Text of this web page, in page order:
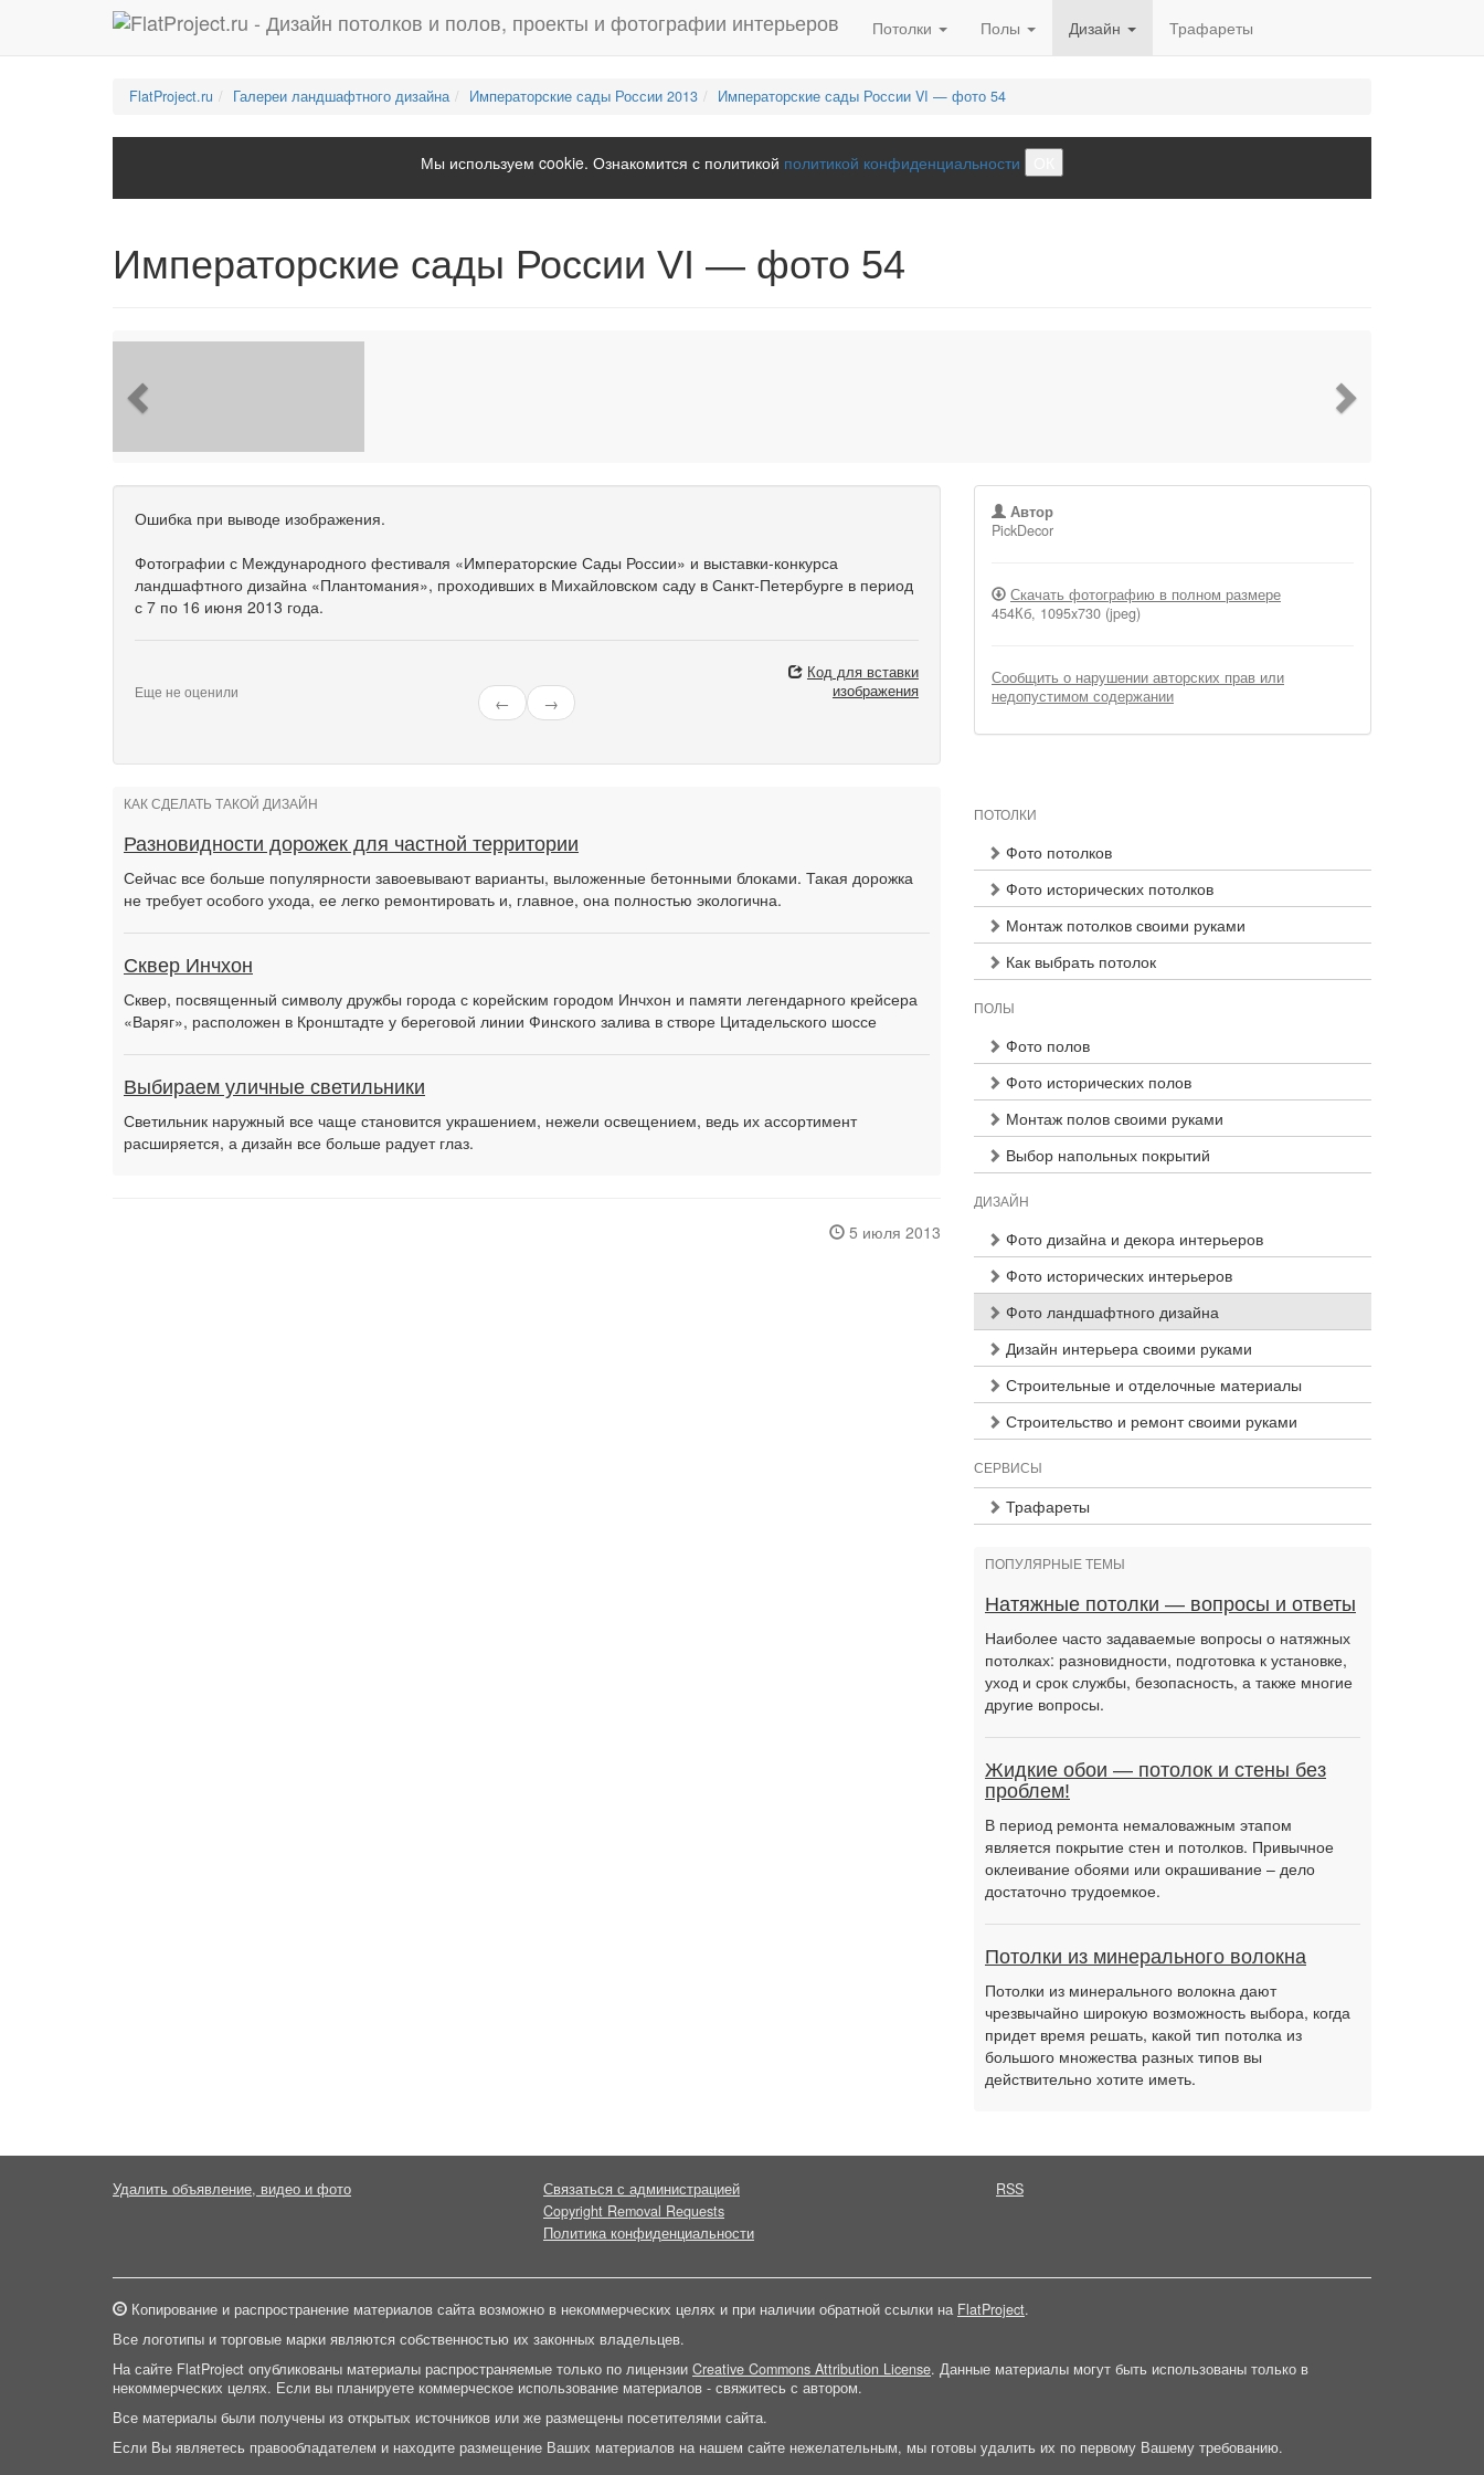
Потолки Полы Дизайн Трафареты
FlatProject.ru Галереи ландшафтного дизайна Императорские сады России 2013 Императорские сады России VI — фото 54
Мы используем cookie. Ознакомится с политикой политикой конфиденциальности
Императорские сады России VI — фото 54
Ошибка при выводе изображения.
Фотографии с Международного фестиваля «Императорские Сады России» и выставки-конкурса
ландшафтного дизайна «Плантомания», проходивших в Михайловском саду в Санкт-Петербурге в период
с 7 по 16 июня 2013 года.
Еще не оценили
← →
Код для вставки
изображения
Автор
PickDecor
Скачать фотографию в полном размере
454Кб, 1095x730 (jpeg)
Сообщить о нарушении авторских прав или
недопустимом содержании
КАК СДЕЛАТЬ ТАКОЙ ДИЗАЙН
Разновидности дорожек для частной территории
Сейчас все больше популярности завоевывают варианты, выложенные бетонными блоками. Такая дорожка
не требует особого ухода, ее легко ремонтировать и, главное, она полностью экологична.
Сквер Инчхон
Сквер, посвященный символу дружбы города с корейским городом Инчхон и памяти легендарного крейсера
«Варяг», расположен в Кронштадте у береговой линии Финского залива в створе Цитадельского шоссе
Выбираем уличные светильники
Светильник наружный все чаще становится украшением, нежели освещением, ведь их ассортимент
расширяется, а дизайн все больше радует глаз.
5 июля 2013
ПОТОЛКИ
Фото потолков
Фото исторических потолков
Монтаж потолков своими руками
Как выбрать потолок
ПОЛЫ
Фото полов
Фото исторических полов
Монтаж полов своими руками
Выбор напольных покрытий
ДИЗАЙН
Фото дизайна и декора интерьеров
Фото исторических интерьеров
Фото ландшафтного дизайна
Дизайн интерьера своими руками
Строительные и отделочные материалы
Строительство и ремонт своими руками
СЕРВИСЫ
Трафареты
ПОПУЛЯРНЫЕ ТЕМЫ
Натяжные потолки — вопросы и ответы
Наиболее часто задаваемые вопросы о натяжных
потолках: разновидности, подготовка к установке,
уход и срок службы, безопасность, а также многие
другие вопросы.
Жидкие обои — потолок и стены без
проблем!
В период ремонта немаловажным этапом
является покрытие стен и потолков. Привычное
оклеивание обоями или окрашивание – дело
достаточно трудоемкое.
Потолки из минерального волокна
Потолки из минерального волокна дают
чрезвычайно широкую возможность выбора, когда
придет время решать, какой тип потолка из
большого множества разных типов вы
действительно хотите иметь.
Удалить объявление, видео и фото
Связаться с администрацией
Copyright Removal Requests
Политика конфиденциальности
RSS
Копирование и распространение материалов сайта возможно в некоммерческих целях и при наличии обратной ссылки на FlatProject.
Все логотипы и торговые марки являются собственностью их законных владельцев.
На сайте FlatProject опубликованы материалы распространяемые только по лицензии Creative Commons Attribution License. Данные материалы могут быть использованы только в
некоммерческих целях. Если вы планируете коммерческое использование материалов - свяжитесь с автором.
Все материалы были получены из открытых источников или же размещены посетителями сайта.
Если Вы являетесь правообладателем и находите размещение Ваших материалов на нашем сайте нежелательным, мы готовы удалить их по первому Вашему требованию.